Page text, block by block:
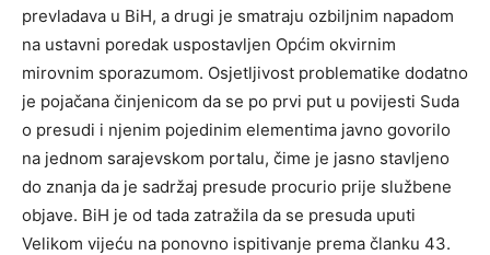
prevladava u BiH, a drugi je smatraju ozbiljnim napadom
na ustavni poredak uspostavljen Općim okvirnim
mirovnim sporazumom. Osjetljivost problematike dodatno
je pojačana činjenicom da se po prvi put u povijesti Suda
o presudi i njenim pojedinim elementima javno govorilo
na jednom sarajevskom portalu, čime je jasno stavljeno
do znanja da je sadržaj presude procurio prije službene
objave. BiH je od tada zatražila da se presuda uputi
Velikom vijeću na ponovno ispitivanje prema članku 43.